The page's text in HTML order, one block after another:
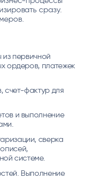
сразу.
из первичной
ордеров, платежек
счет-фактур для
и выполнение
сверка
системе.
Выполнение